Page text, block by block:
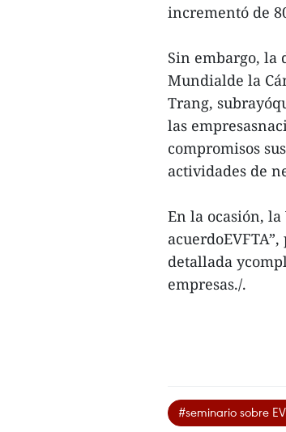
incrementó de
Sin embargo, la
Mundialde la
Trang,
las
compromisos
actividades de
En la ocasión,
detallada
empresas./.
#seminario sobre